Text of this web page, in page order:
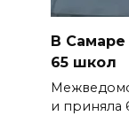
В Самаре
65 школ
и приняла